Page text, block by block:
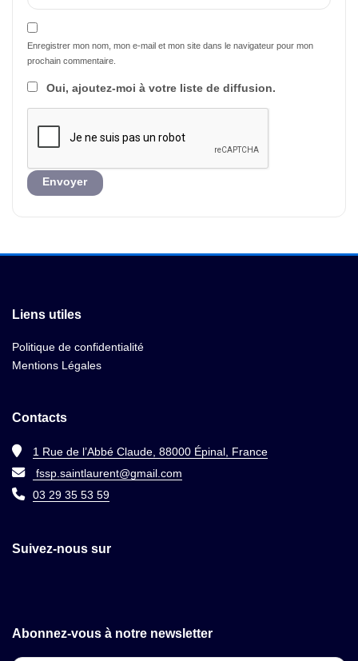
Enregistrer mon nom, mon e-mail et mon site dans le navigateur pour mon
prochain commentaire.
Oui, ajoutez-moi à votre liste de diffusion.
Liens utiles
Politique de confidentialité
Mentions Légales
Contacts
1 Rue de l’Abbé Claude, 88000 Épinal, France
fssp.saintlaurent@gmail.com
03 29 35 53 59
Suivez-nous sur
Abonnez-vous à notre newsletter